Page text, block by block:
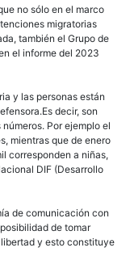
no sólo en el marco
migratorias
también el Grupo de
el informe del 2023
y las personas están
decir, son
Por ejemplo el
mientras que de enero
corresponden a niñas,
DIF (Desarrollo
de comunicación con
de tomar
y esto constituye